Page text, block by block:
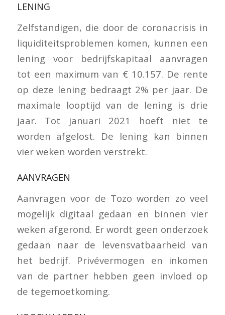
LENING
Zelfstandigen, die door de coronacrisis in
liquiditeitsproblemen komen, kunnen een
lening voor bedrijfskapitaal aanvragen
tot een maximum van € 10.157. De rente
op deze lening bedraagt 2% per jaar. De
maximale looptijd van de lening is drie
jaar. Tot januari 2021 hoeft niet te
worden afgelost. De lening kan binnen
vier weken worden verstrekt.
AANVRAGEN
Aanvragen voor de Tozo worden zo veel
mogelijk digitaal gedaan en binnen vier
weken afgerond. Er wordt geen onderzoek
gedaan naar de levensvatbaarheid van
het bedrijf. Privévermogen en inkomen
van de partner hebben geen invloed op
de tegemoetkoming.